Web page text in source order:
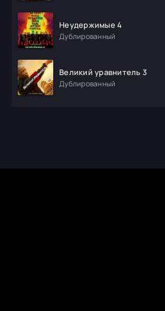
Неудержимые 4
Дублированный
Великий уравнитель 3
Дублированный